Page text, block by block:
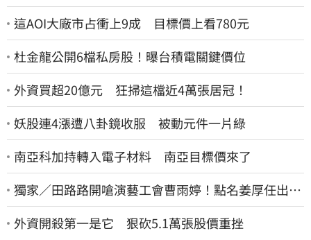
這AOI大廠市占衝上9成 目標價上看780元
杜金龍公開6檔私房股！曝台積電關鍵價位
外資買超20億元 狂掃這檔近4萬張居冠！
妖股連4漲遭八卦鏡收服 被動元件一片綠
南亞科加持轉入電子材料 南亞目標價來了
獨家／田路路開嗆演藝工會曹雨婷！點名姜厚任出
來 他16字回應了
外資開殺第一是它 狠砍5.1萬張股價重挫